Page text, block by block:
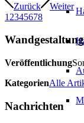
Zurück
Weiter
1 2345678
Veröffentlichung
KategorienAlle
Nachrichten